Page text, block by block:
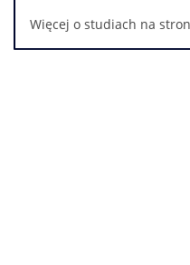
Więcej o studiach na